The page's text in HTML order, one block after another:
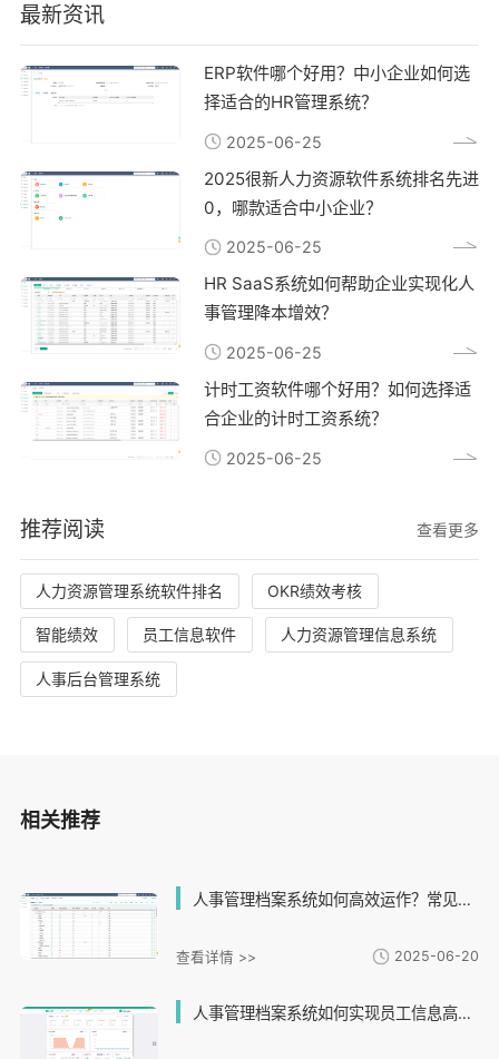
最新资讯
ERP软件哪个好用？中小企业如何选
择适合的HR管理系统？
2025-06-25
2025很新人力资源软件系统排名先进
0，哪款适合中小企业？
2025-06-25
HR SaaS系统如何帮助企业实现化人
事管理降本增效？
2025-06-25
计时工资软件哪个好用？如何选择适
合企业的计时工资系统？
2025-06-25
推荐阅读 查看更多
人力资源管理系统软件排名 OKR绩效考核
智能绩效 员工信息软件 人力资源管理信息系统
人事后台管理系统
相关推荐
人事管理档案系统如何高效运作？常见问题与解决方案全解析
查看详情 >> 2025-06-20
人事管理档案系统如何实现员工信息高效储与查询？